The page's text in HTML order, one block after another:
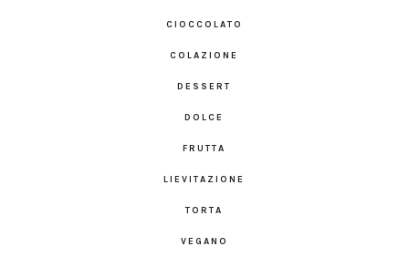
CIOCCOLATO
COLAZIONE
DESSERT
DOLCE
FRUTTA
LIEVITAZIONE
TORTA
VEGANO